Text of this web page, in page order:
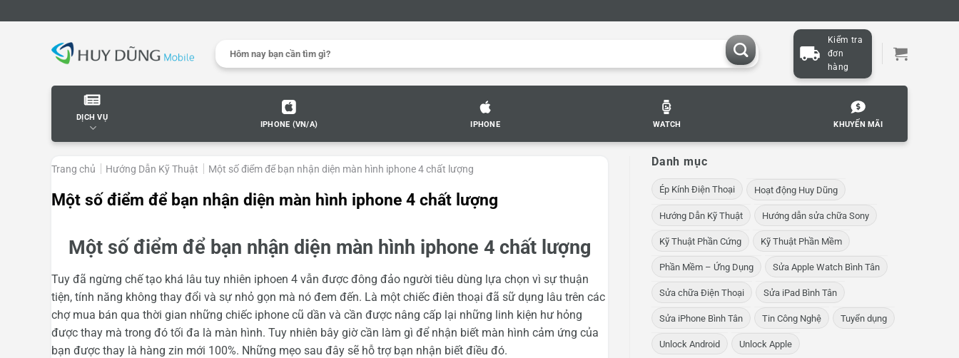
to
Search
Kiểm tra
đơn
hàng
DỊCH VỤ
IPHONE (VN/A) IPHONE WATCH KHUYẾN MÃI
Trang chủ Hướng Dẫn Kỹ Thuật Một số điểm để bạn nhận diện màn hình iphone 4 chất lượng
Một số điểm để bạn nhận diện màn hình iphone 4 chất lượng
Một số điểm để bạn nhận diện màn hình iphone 4 chất lượng
Tuy đã ngừng chế tạo khá lâu tuy nhiên iphoen 4 vẫn được đông đảo người tiêu dùng lựa chọn vì sự thuận
tiện, tính năng không thay đổi và sự nhỏ gọn mà nó đem đến. Là một chiếc điên thoại đã sữ dụng lâu trên các
chợ mua bán qua thời gian những chiếc iphone cũ dần và cần được nâng cấp lại những linh kiện hư hỏng
được thay mà trong đó tối đa là màn hình. Tuy nhiên bây giờ cần làm gì để nhận biết màn hình cảm ứng của
bạn được thay là hàng zin mới 100%. Những mẹo sau đây sẽ hỗ trợ bạn nhận biết điều đó.
Danh mục
Ép Kính Điện Thoại Hoạt động Huy Dũng
Hướng Dẫn Kỹ Thuật Hướng dẫn sửa chữa Sony
Kỹ Thuật Phần Cứng Kỹ Thuật Phần Mềm
Phần Mềm – Ứng Dụng Sửa Apple Watch Bình Tân
Sửa chữa Điện Thoại Sửa iPad Bình Tân
Sửa iPhone Bình Tân Tin Công Nghệ Tuyển dụng
Unlock Android Unlock Apple